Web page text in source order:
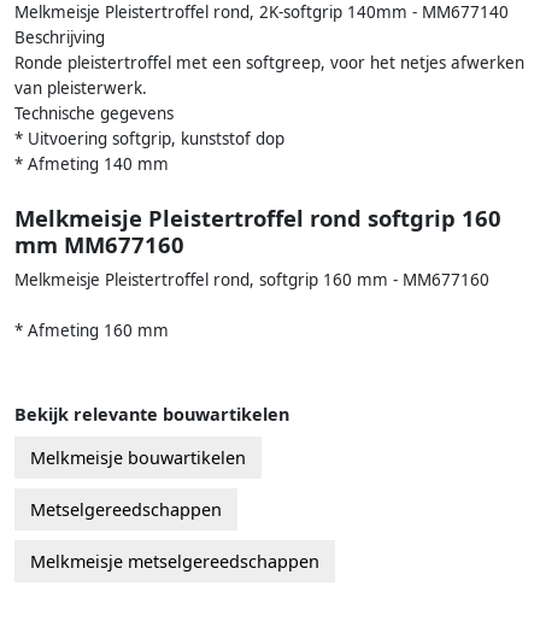
Melkmeisje Pleistertroffel rond, 2K-softgrip 140mm - MM677140
Beschrijving
Ronde pleistertroffel met een softgreep, voor het netjes afwerken
van pleisterwerk.
Technische gegevens
* Uitvoering softgrip, kunststof dop
* Afmeting 140 mm
Melkmeisje Pleistertroffel rond softgrip 160
mm MM677160
Melkmeisje Pleistertroffel rond, softgrip 160 mm - MM677160
* Afmeting 160 mm
Bekijk relevante bouwartikelen
Melkmeisje bouwartikelen
Metselgereedschappen
Melkmeisje metselgereedschappen